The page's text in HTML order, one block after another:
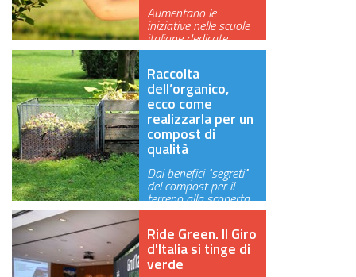
Aumentano le
iniziative nelle scuole
italiane dedicate
all'educazione …
Raccolta
dell’organico,
ecco come
realizzarla per un
compost di
qualità
Dai benefici "segreti"
del compost per il
terreno alla scoperta
di cos…
Ride Green. Il Giro
d'Italia si tinge di
verde